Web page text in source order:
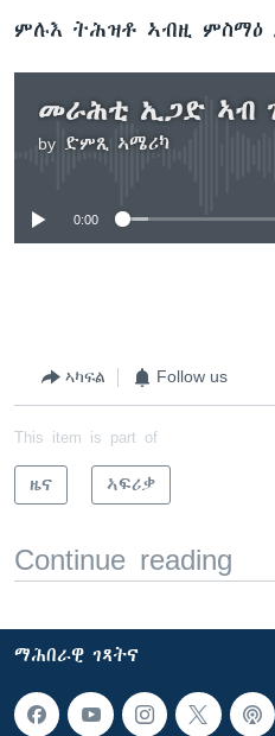
ምሉእ ትሕዝቶ ኣብዚ ምስማዕ
by ድምጺ ኣሜሪካ
No media source
0:00
ኣካፍል Follow us
This item is part of
ዜና ኣፍሪቃ
Continue reading
ማሕበራዊ ገጻትና